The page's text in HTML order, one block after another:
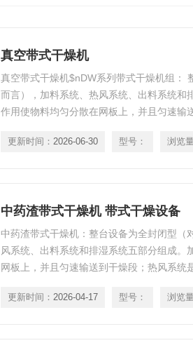
真空带式干燥机
真空带式干燥机$nDW系列带式干燥机组：
而言），加料系统、热风系统、出料系统和
作用使物料均匀分散在网板上，并且匀速输
更新时间： 2026-06-30 型号： 浏览
中药渣带式干燥机 带式干燥设备
中药渣带式干燥机：整台设备为全封闭型（
风系统、出料系统和排湿系统五部分组成。
网板上，并且匀速输送到干燥段；热风系统
过输送带上的物料，从而使物料能均匀干燥
更新时间： 2026-04-17 型号： 浏览